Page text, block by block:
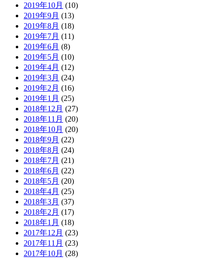
2019年10月 (10)
2019年9月 (13)
2019年8月 (18)
2019年7月 (11)
2019年6月 (8)
2019年5月 (10)
2019年4月 (12)
2019年3月 (24)
2019年2月 (16)
2019年1月 (25)
2018年12月 (27)
2018年11月 (20)
2018年10月 (20)
2018年9月 (22)
2018年8月 (24)
2018年7月 (21)
2018年6月 (22)
2018年5月 (20)
2018年4月 (25)
2018年3月 (37)
2018年2月 (17)
2018年1月 (18)
2017年12月 (23)
2017年11月 (23)
2017年10月 (28)